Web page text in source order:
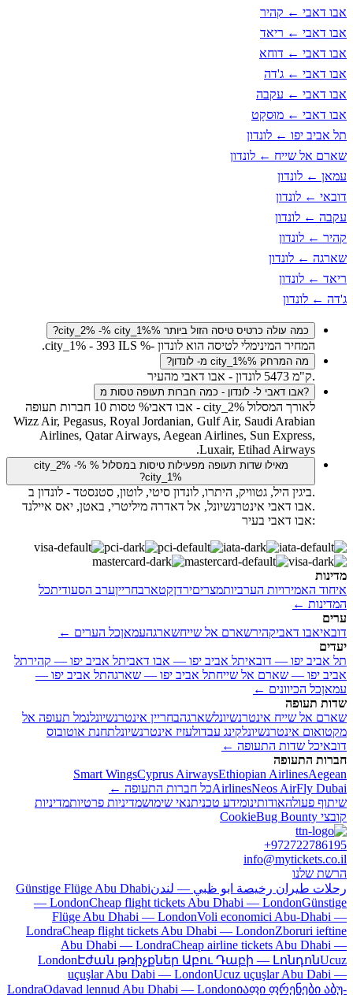
אבו דאבי ← קהיר
אבו דאבי ← ריאד
אבו דאבי ← דוחא
אבו דאבי ← ג'דה
אבו דאבי ← עקבה
אבו דאבי ← מוּסקָט
תל אביב יפו ← לונדון
שארם אל שייח ← לונדון
עמאן ← לונדון
דובאי ← לונדון
עקבה ← לונדון
קהיר ← לונדון
שארגה ← לונדון
ריאד ← לונדון
ג'דה ← לונדון
כמה עולה כרטיס טיסה הזול ביותר city_2% -% city_1%%?
המחיר המינימלי לטיסה הוא לונדון -% city_1% - 393 ILS.
מה המרחק city_1%% מ- לונדון?
.ק"מ 5473 לונדון - אבו דאבי מהעיר
?אבו דאבי ל- לונדון - כמה חברות תעופה טסות מ
לאורך המסלול city_2% - אבו דאבי% טסות 10 חברות תעופה
Wizz Air, Pegasus, Royal Jordanian, Gulf Air, Saudi Arabian
Airlines, Qatar Airways, Aegean Airlines, Sun Express,
Luxair, Etihad Airways.
מאילו שדות תעופה מפעילות טיסות במסלול % city_2% -%
city_1%?
.ביגין היל, גטוויק, היתרו, לונדון סיטי, לוטון, סטנסטד - לונדון ב
.אבו דאבי אינטרנשיונל, אל דאדרה מיליטרי, באטן, יאס איילנד
:אבו דאבי בעיר
מדינות
איחוד האמירויות הערביותמצריםירדןקטארבחרייןערב הסעודיתכל
המדינות ←
ערים
דובאיאבו דאביקהירשארם אל שייחשארגהעמאןכל הערים ←
יעדים
תל אביב יפו — דובאיתל אביב יפו — אבו דאביתל אביב יפו — קהירתל
אביב יפו — שארם אל שייחתל אביב יפו — שארגהתל אביב יפו —
עמאןכל הכיוונים ←
שדות תעופה
שארם אל שייח אינטרנשיונלשארגהבחריין אינטרנשיונלנמל תעופה אל
מקטואום אינטרנשיונלקינג עבדולעזיז אינטרנשיונלתחנת אוטובוס
דובאיכל שדות התעופה ←
חברות התעופה
Smart WingsCyprus AirwaysEthiopian AirlinesAegean
AirlinesNeos AirFly Dubai
כל חברות התעופה ←
שיתוף פעולהאודותינומידע טכניתנאי שימושמדיניות פרטיותמדיניות
קובצי Cookie Bug Bounty
+972722786195
info@mytickets.co.il
הרשת שלנו
رحلات طيران رخيصة ابو ظبي — لندنGünstige Flüge Abu Dhabi
— LondonCheap flight tickets Abu Dhabi — LondonGünstige
Flüge Abu Dhabi — LondonVoli economici Abu-Dhabi —
LondraCheap flight tickets Abu Dhabi — LondonZboruri ieftine
Abu Dhabi — LondraCheap airline tickets Abu Dhabi —
LondonԷժան թռիչքներ Աբու Դաբի — ԼոնդոնUcuz
uçuşlar Abu Dabi — LondonUcuz uçuşlar Abu Dabi —
LondraOdavad lennud Abu Dhabi — Londonიაფი ფრენები აბუ-